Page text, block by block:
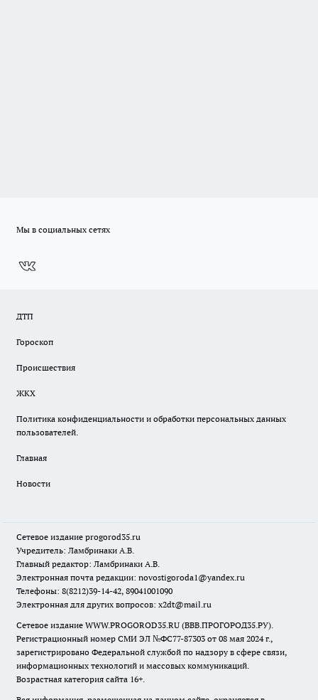
Мы в социальных сетях
ДТП
Гороскоп
Происшествия
ЖКХ
Политика конфиденциальности и обработки персональных данных
пользователей.
Главная
Новости
Сетевое издание progorod35.ru
Учредитель: Ламбринаки А.В.
Главный редактор: Ламбринаки А.В.
Электронная почта редакции: novostigoroda1@yandex.ru
Телефоны: 8(8212)39-14-42, 89041001090
Электронная для других вопросов: x2dt@mail.ru
Сетевое издание WWW.PROGOROD35.RU (ВВВ.ПРОГОРОД35.РУ).
Регистрационный номер СМИ ЭЛ №ФС77-87303 от 08 мая 2024 г.,
зарегистрировано Федеральной службой по надзору в сфере связи,
информационных технологий и массовых коммуникаций.
Возрастная категория сайта 16+.